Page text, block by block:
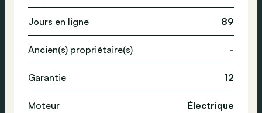
Jours en ligne 89
Ancien(s) propriétaire(s) -
Garantie 12
Moteur Électrique